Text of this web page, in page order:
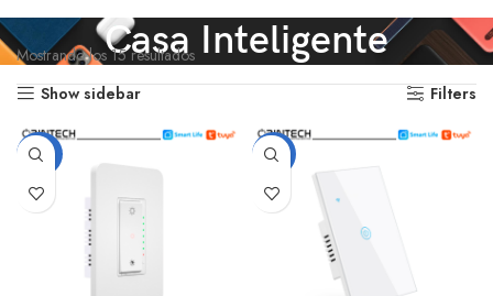
Casa Inteligente
Mostrando los 15 resultados
Show sidebar
Filters
-20% -15%